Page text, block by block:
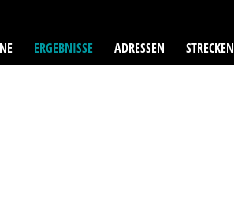
ERGEBNISSE ADRESSEN STRECKEN